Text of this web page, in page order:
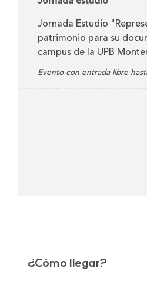
Jornada Estudio
patrimonio para su
campus de la UPB
Evento con entrada libre
¿Cómo llegar?